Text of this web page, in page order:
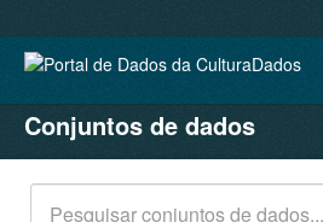
CONJUNTOS DE DADOS
ORGANIZAÇÕES
GRUPOS
Conjuntos de dados